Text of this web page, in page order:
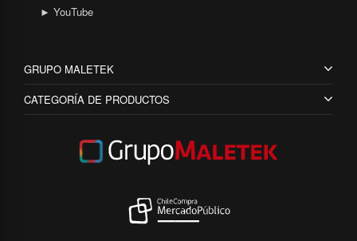
► YouTube
GRUPO MALETEK
CATEGORÍA DE PRODUCTOS